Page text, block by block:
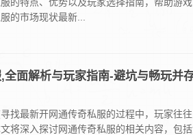
的市场现状最新...
全面解析与玩家指南-避坑与畅玩并
找最新开网通传奇私服的过程中，玩家往
将深入探讨网通传奇私服的相关内容，包